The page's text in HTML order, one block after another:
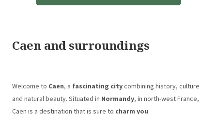
Caen and surroundings
Welcome to Caen, a fascinating citycombining history, culture
and natural beauty. Situated in Normandy, in north-west France,
Caen is a destination that is sure to charm you.